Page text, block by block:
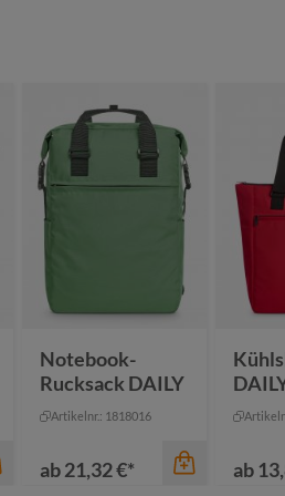
Farbe
Farbe
Notebook-
Rucksack DAILY
Artikelnr.: 1818016
ab21,32 €* ab